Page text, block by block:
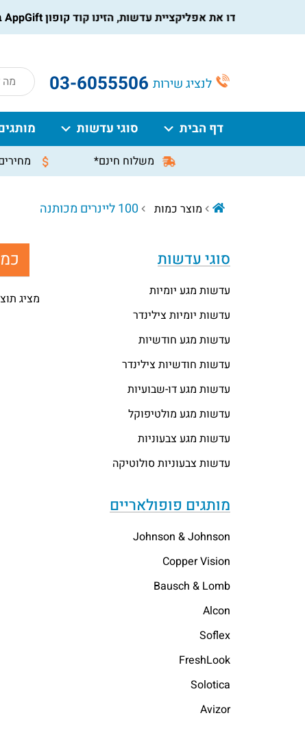
הורידו את אפליקציית עדשות, הזינו קוד קופון AppGift בעמוד התשלום, וקבלו הנחה מיידית על ההזמנה
לנציג שירות 03-6055506
search
דף הבית סוגי עדשות
משלוח חינם*
מוצר כמות 100 ליינרים מכותנה
סוגי עדשות
עדשות מגע יומיות
עדשות יומיות צילינדר
עדשות מגע חודשיות
עדשות חודשיות צילינדר
עדשות מגע דו-שבועיות
עדשות מגע מולטיפוקל
עדשות מגע צבעוניות
עדשות צבעוניות סולוטיקה
מותגים פופולאריים
Johnson & Johnson
Copper Vision
Bausch & Lomb
Alcon
Soflex
FreshLook
Solotica
Avizor
מציג